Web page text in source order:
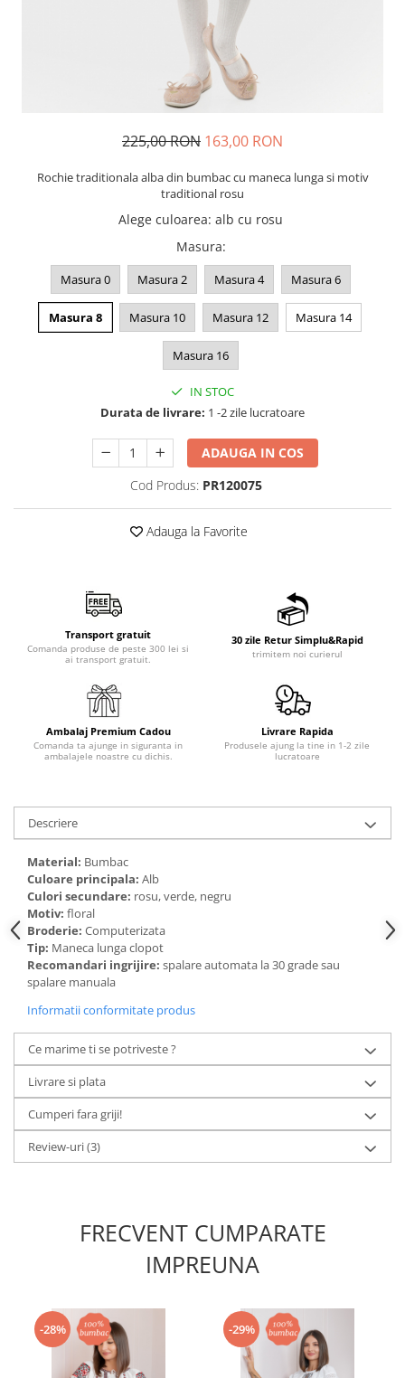
225,00 RON 163,00 RON
Rochie traditionala alba din bumbac cu maneca lunga si motiv
traditional rosu
Alege culoarea: alb cu rosu
Masura:
Masura 0 Masura 2 Masura 4 Masura 6
Masura 8 Masura 10 Masura 12 Masura 14
Masura 16
IN STOC
Durata de livrare: 1 -2 zile lucratoare
ADAUGA IN COS
Cod Produs: PR120075
Adauga la Favorite
Transport gratuit
Comanda produse de peste 300 lei si
ai transport gratuit.
30 zile Retur Simplu&Rapid
trimitem noi curierul
Ambalaj Premium Cadou
Comanda ta ajunge in siguranta in
ambalajele noastre cu dichis.
Livrare Rapida
Produsele ajung la tine in 1-2 zile
lucratoare
Descriere
Material: Bumbac
Culoare principala: Alb
Culori secundare: rosu, verde, negru
Motiv: floral
Broderie: Computerizata
Tip: Maneca lunga clopot
Recomandari ingrijire: spalare automata la 30 grade sau
spalare manuala
Informatii conformitate produs
Ce marime ti se potriveste ?
Livrare si plata
Cumperi fara griji!
Review-uri(3)
FRECVENT CUMPARATE
IMPREUNA
-28% -29%